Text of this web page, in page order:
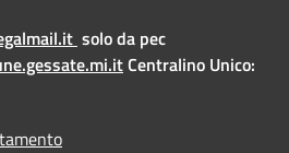
solo da pec
Centralino Unico: